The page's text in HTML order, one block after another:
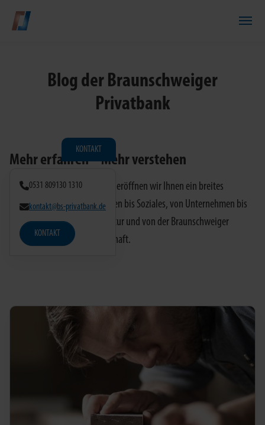
Zum Hauptinhalt springen
KONTAKT
0531 809130 1310
kontakt@bs-privatbank.de
KONTAKT
Blog der Braunschweiger
Privatbank
Mehr erfahren – Mehr verstehen
Mit unserem Online-Magazin eröffnen wir Ihnen ein breites
Themenspektrum von Finanzen bis Soziales, von Unternehmen bis
Stiftungen, von Börse bis Kultur und von der Braunschweiger
Privatbank bis zur Weltwirtschaft.